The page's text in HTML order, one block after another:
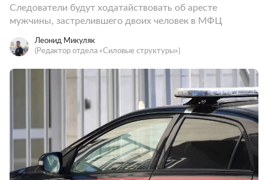
Следователи будут ходатайствовать об аресте
мужчины, застрелившего двоих человек в МФЦ
Леонид Микуляк
(Редактор отдела «Силовые структуры»)